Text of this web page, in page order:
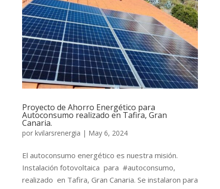
Proyecto de Ahorro Energético para
Autoconsumo realizado en Tafira, Gran
Canaria.
por kvilarsrenergia | May 6, 2024
El autoconsumo energético es nuestra misión.
Instalación fotovoltaica para #autoconsumo,
realizado en Tafira, Gran Canaria. Se instalaron para